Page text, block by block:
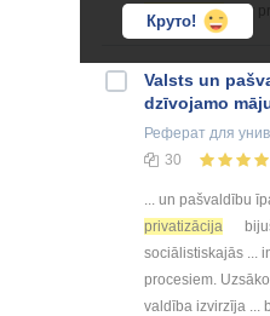
Круто!
Privatizācija
ir
Valsts un
dzīvojamo
Реферат для
30
... un pašvaldību
privatizācija
sociālistiskajās ...
procesiem.
valdība izvirzīja ...